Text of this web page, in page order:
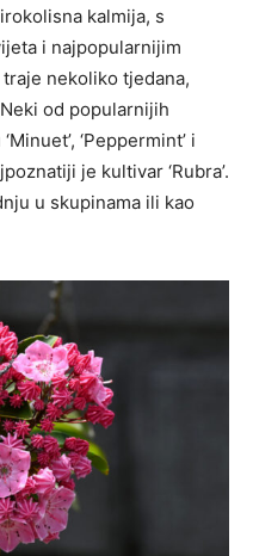
kalmija, s
i najpopularnijim
nekoliko tjedana,
od popularnijih
‘Peppermint’ i
je kultivar ‘Rubra’.
u skupinama ili kao